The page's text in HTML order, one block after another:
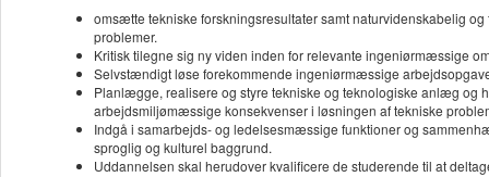
omsætte tekniske forskningsresultater samt naturvidenskabelig
problemer.
Kritisk tilegne sig ny viden inden for relevante ingeniørmæssige
Selvstændigt løse forekommende ingeniørmæssige
Planlægge, realisere og styre tekniske og teknologiske anlæg og
arbejdsmiljømæssige konsekvenser i løsningen af tekniske
Indgå i samarbejds- og ledelsesmæssige funktioner og
sproglig og kulturel baggrund.
Uddannelsen skal herudover kvalificere de studerende til at